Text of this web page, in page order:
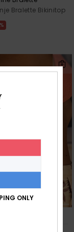
Bralette Bikinitop
ONLY